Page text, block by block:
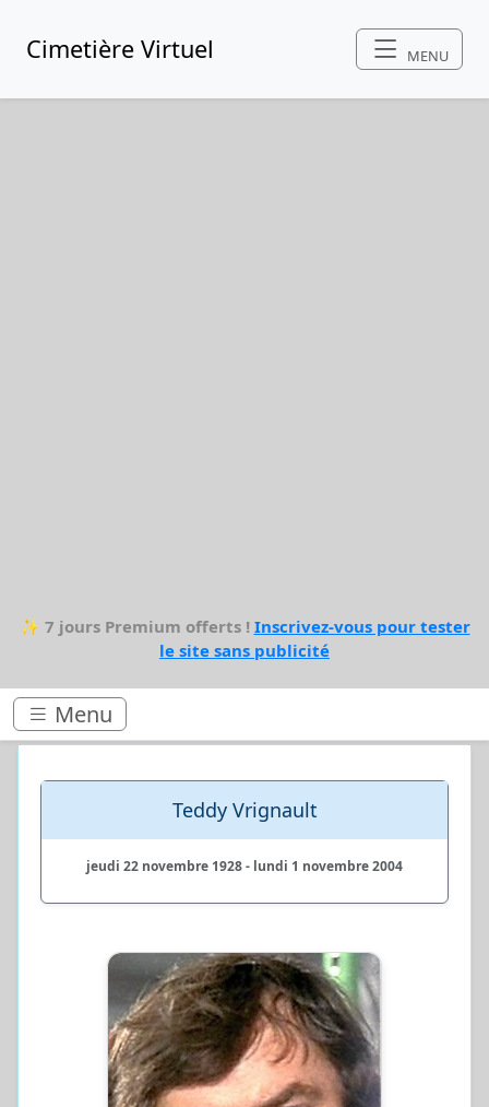
Cimetière Virtuel MENU
✨ 7 jours Premium offerts ! Inscrivez-vous pour tester
le site sans publicité
Menu
Teddy Vrignault
jeudi 22 novembre 1928 - lundi 1 novembre 2004